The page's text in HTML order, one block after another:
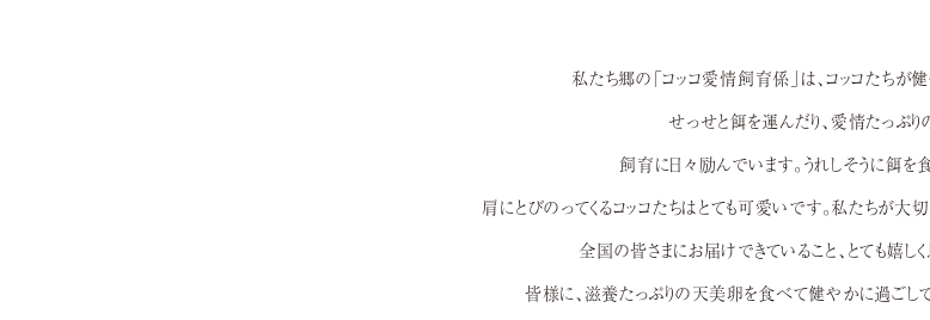
私たち郷の「コッコ愛情飼育係」は、コッコたちが
せっせと餌を運んだり、愛情たっぷり
飼育に日々励んでいます。うれしそうに餌を食
肩にとびのってくるコッコたちはとても可愛いです。私たちが大切
全国の皆さまにお届けできていること、とても嬉しく
皆様に、滋養たっぷりの天美卵を食べて健やかに過ごし